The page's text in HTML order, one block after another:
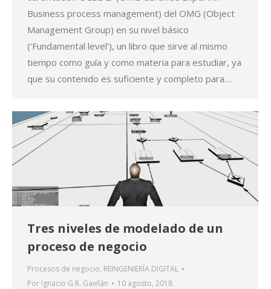
Business process management) del OMG (Object
Management Group) en su nivel básico
(‘Fundamental level’), un libro que sirve al mismo
tiempo como guía y como materia para estudiar, ya
que su contenido es suficiente y completo para…
Tres niveles de modelado de un
proceso de negocio
Procesos de negocio, REINGENIERÍA DIGITAL
Por Ignacio G.R. Gavilán 10 agosto, 2018